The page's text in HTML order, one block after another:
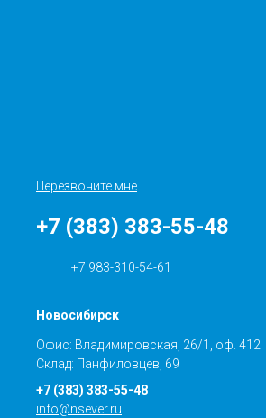
Перезвоните мне
+7 (383) 383-55-48
+7 983-310-54-61
Новосибирск
Офис: Владимировская, 26/1, оф. 412
Склад: Панфиловцев, 69
+7 (383) 383-55-48
info@nsever.ru